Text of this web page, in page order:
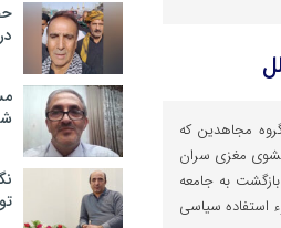
مجاهدین که
مغزی سران
به جامعه
استفاده سیاسی